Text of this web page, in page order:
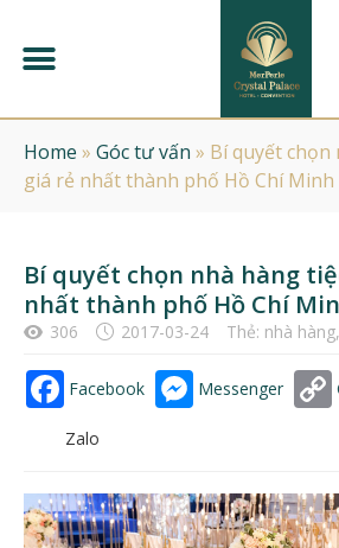
Home » Góc tư vấn » Bí quyết chọn
giá rẻ nhất thành phố Hồ Chí Minh
Bí quyết chọn nhà hàng
nhất thành phố Hồ Chí
306 2017-03-24 Thẻ: nhà hàng,
Facebook Messenger
Zalo